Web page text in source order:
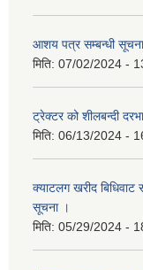
आशय पत्र सम्बन्धी सूचना
मिति: 07/02/2024 -
ट्रेक्टर को शीलबन्दी
मिति: 06/13/2024 -
क्याटलग खरीद बिधिवाट
सूचना ।
मिति: 05/29/2024 -